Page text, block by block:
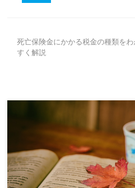
死亡保険金にかかる税金の種類を
すく解説